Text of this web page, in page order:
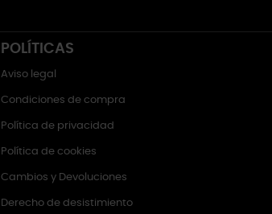
POLÍTICAS
Aviso legal
Condiciones de compra
Política de privacidad
Política de cookies
Cambios y Devoluciones
Derecho de desistimiento